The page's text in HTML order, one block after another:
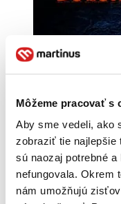
Môžeme pracovať s
Aby sme vedeli, ako
zobraziť tie najlepšie
sú naozaj potrebné
nefungovala. Okrem
nám umožňujú
Brožovaná väzba
Čeština, 2021
Na sklade 1 ks
Túto knihu máme
posledné kusy.